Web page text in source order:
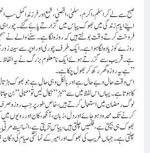
صبح سے لے کر اسلم، اکرم، سلمیٰ، اقصیٰ، شمع اور فرزندِ اکمل سب
اپنے ایامِ زندگی میں بھوک پیاس میں گزارتے پائے گئے۔
فروخت کرتے وقت بولتے ہیں کہ روزہ لگا ہے۔ سنُنے والے نے
روزے کو زیادہ لگا ہوا ہے۔ ایک طرف چوری اور اوپر سے سینہ
ہے۔قریب سے گزرتے ہوئے ایک نامعلوم بزرگ نے یہ الفاظ سنُے
ہے یہ روزہ گھر رکھ کر بھول چکا ہے۔”
اس وقت حال و بے حال ہے اور بالکل وہی حال ہے جو بھوک
کا ہوتا ہے۔ یہاں اس لفظ میں سے “ہڑ” نکال لیں تو “تالی” بن
لوگ رمضان میں استعمال کرتے ہیں، خاص طور پر جب روزہ
کرنے تک محدود ہو جائے اور دل، زبان، آنکھ، کان اور رویوں میں
بھوک ہی بچتی ہے، فلمیں چلتی ہیں، پیاس تڑپتی ہے، انسانیت
چلتی ہے۔جہاں غریب کی بھوک اور امیر کے نمائشی صیام کی دکان